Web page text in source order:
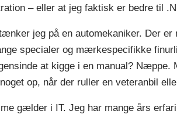
– eller at jeg faktisk er bedre til
jeg på en automekaniker. Der
specialer og mærkespecifikke
at kigge i en manual? Næppe.
op, når der ruller en veteranbil
gælder i IT. Jeg har mange års